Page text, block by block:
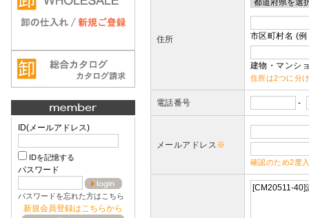
ID(メールアドレス)
IDを記憶する
パスワード
パスワードを忘れた方はこちら
新規会員登録はこちらから
住所 市区町村名 (
建物・マンシ
住所は2つに分
電話番号 -
メールアドレス※
確認のため2度